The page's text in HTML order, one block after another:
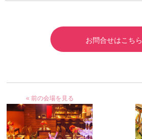
お問合せはこちら
« 前の会場を見る